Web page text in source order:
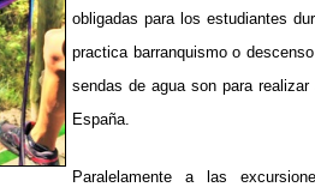
obligadas para los estudiantes
practica barranquismo o
sendas de agua son para
España.
Paralelamente a las